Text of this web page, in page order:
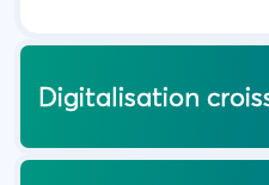
Digitalisation